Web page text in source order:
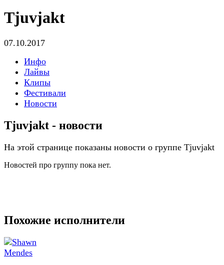
Tjuvjakt
07.10.2017
Инфо
Лайвы
Клипы
Фестивали
Новости
Tjuvjakt - новости
На этой странице показаны новости о группе Tjuvjakt
Новостей про группу пока нет.
Похожие исполнители